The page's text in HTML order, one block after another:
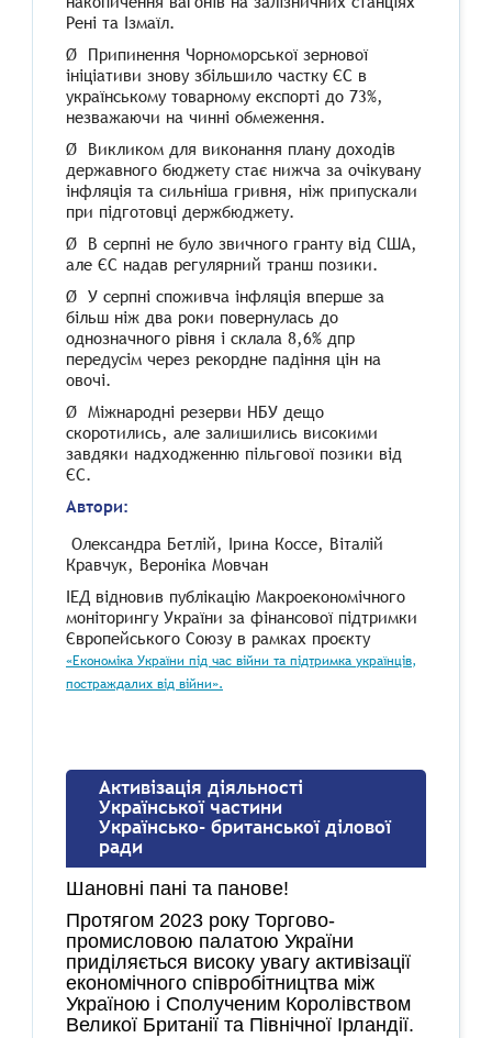
Рені та Ізмаїл.
Ø Припинення Чорноморської зернової
ініціативи знову збільшило частку ЄС в
українському товарному експорті до 73%,
незважаючи на чинні обмеження.
Ø Викликом для виконання плану доходів
державного бюджету стає нижча за очікувану
інфляція та сильніша гривня, ніж припускали
при підготовці держбюджету.
Ø В серпні не було звичного гранту від США,
але ЄС надав регулярний транш позики.
Ø У серпні споживча інфляція вперше за
більш ніж два роки повернулась до
однозначного рівня і склала 8,6% дпр
передусім через рекордне падіння цін на
овочі.
Ø Міжнародні резерви НБУ дещо
скоротились, але залишились високими
завдяки надходженню пільгової позики від
ЄС.
Автори:
Олександра Бетлій, Ірина Коссе, Віталій
Кравчук, Вероніка Мовчан
ІЕД відновив публікацію Макроекономічного
моніторингу України за фінансової підтримки
Європейського Союзу в рамках проєкту
«Економіка України під час війни та підтримка українців,
постраждалих від війни».
Активізація діяльності
Української частини
Українсько- британської ділової
ради
Шановні пані та панове!
Протягом 2023 року Торгово-
промисловою палатою України
приділяється високу увагу активізації
економічного співробітництва між
Україною і Сполученим Королівством
Великої Британії та Північної Ірландії.